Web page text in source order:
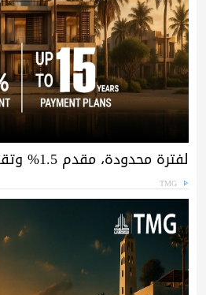
لفترة محدودة، مقدم 1.5% وتقسيط حتى 15 سنة
TMG